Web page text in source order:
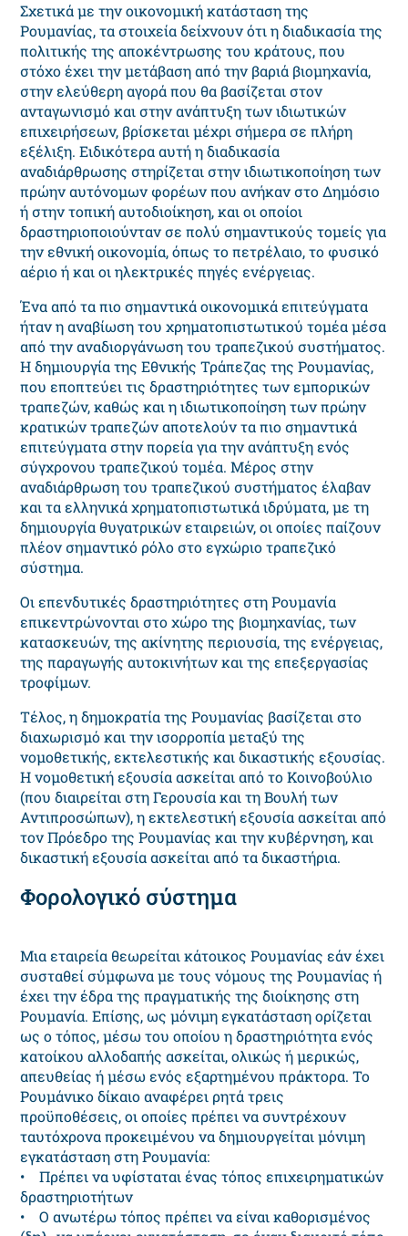
Σχετικά με την οικονομική κατάσταση της
Ρουμανίας, τα στοιχεία δείχνουν ότι η διαδικασία της
πολιτικής της αποκέντρωσης του κράτους, που
στόχο έχει την μετάβαση από την βαριά βιομηχανία,
στην ελεύθερη αγορά που θα βασίζεται στον
ανταγωνισμό και στην ανάπτυξη των ιδιωτικών
επιχειρήσεων, βρίσκεται μέχρι σήμερα σε πλήρη
εξέλιξη. Ειδικότερα αυτή η διαδικασία
αναδιάρθρωσης στηρίζεται στην ιδιωτικοποίηση των
πρώην αυτόνομων φορέων που ανήκαν στο Δημόσιο
ή στην τοπική αυτοδιοίκηση, και οι οποίοι
δραστηριοποιούνταν σε πολύ σημαντικούς τομείς για
την εθνική οικονομία, όπως το πετρέλαιο, το φυσικό
αέριο ή και οι ηλεκτρικές πηγές ενέργειας.
Ένα από τα πιο σημαντικά οικονομικά επιτεύγματα
ήταν η αναβίωση του χρηματοπιστωτικού τομέα μέσα
από την αναδιοργάνωση του τραπεζικού συστήματος.
Η δημιουργία της Εθνικής Τράπεζας της Ρουμανίας,
που εποπτεύει τις δραστηριότητες των εμπορικών
τραπεζών, καθώς και η ιδιωτικοποίηση των πρώην
κρατικών τραπεζών αποτελούν τα πιο σημαντικά
επιτεύγματα στην πορεία για την ανάπτυξη ενός
σύγχρονου τραπεζικού τομέα. Μέρος στην
αναδιάρθρωση του τραπεζικού συστήματος έλαβαν
και τα ελληνικά χρηματοπιστωτικά ιδρύματα, με τη
δημιουργία θυγατρικών εταιρειών, οι οποίες παίζουν
πλέον σημαντικό ρόλο στο εγχώριο τραπεζικό
σύστημα.
Οι επενδυτικές δραστηριότητες στη Ρουμανία
επικεντρώνονται στο χώρο της βιομηχανίας, των
κατασκευών, της ακίνητης περιουσία, της ενέργειας,
της παραγωγής αυτοκινήτων και της επεξεργασίας
τροφίμων.
Τέλος, η δημοκρατία της Ρουμανίας βασίζεται στο
διαχωρισμό και την ισορροπία μεταξύ της
νομοθετικής, εκτελεστικής και δικαστικής εξουσίας.
Η νομοθετική εξουσία ασκείται από το Κοινοβούλιο
(που διαιρείται στη Γερουσία και τη Βουλή των
Αντιπροσώπων), η εκτελεστική εξουσία ασκείται από
τον Πρόεδρο της Ρουμανίας και την κυβέρνηση, και
δικαστική εξουσία ασκείται από τα δικαστήρια.
Φορολογικό σύστημα
Μια εταιρεία θεωρείται κάτοικος Ρουμανίας εάν έχει
συσταθεί σύμφωνα με τους νόμους της Ρουμανίας ή
έχει την έδρα της πραγματικής της διοίκησης στη
Ρουμανία. Επίσης, ως μόνιμη εγκατάσταση ορίζεται
ως ο τόπος, μέσω του οποίου η δραστηριότητα ενός
κατοίκου αλλοδαπής ασκείται, ολικώς ή μερικώς,
απευθείας ή μέσω ενός εξαρτημένου πράκτορα. Το
Ρουμάνικο δίκαιο αναφέρει ρητά τρεις
προϋποθέσεις, οι οποίες πρέπει να συντρέχουν
ταυτόχρονα προκειμένου να δημιουργείται μόνιμη
εγκατάσταση στη Ρουμανία:
• Πρέπει να υφίσταται ένας τόπος επιχειρηματικών
δραστηριοτήτων
• Ο ανωτέρω τόπος πρέπει να είναι καθορισμένος